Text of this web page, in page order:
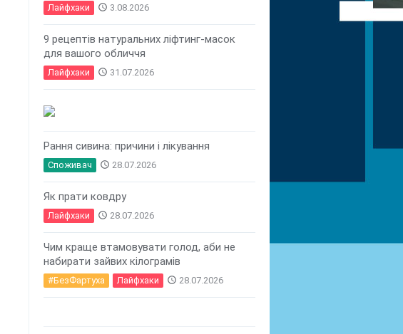
Лайфхаки access_time 3.08.2026
9 рецептів натуральних ліфтинг-масок
для вашого обличчя
Лайфхаки access_time 31.07.2026
Рання сивина: причини і лікування
Споживач access_time 28.07.2026
Як прати ковдру
Лайфхаки access_time 28.07.2026
Чим краще втамовувати голод, аби не
набирати зайвих кілограмів
#БезФартуха Лайфхаки access_time 28.07.2026